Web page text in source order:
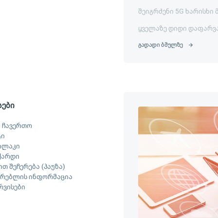
შეიგრძენი 5G ხარისხი
ყველაზე დიდი
გადადი ბმულზე
შეჩერება (პაუზა)
ინფორმაცია